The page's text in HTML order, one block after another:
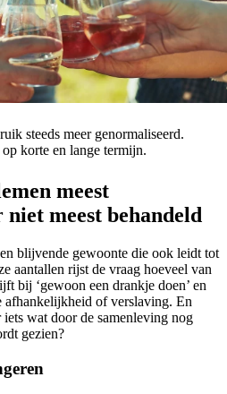
steeds meer genormaliseerd.
korte en lange termijn.
meest
meest behandeld
blijvende gewoonte die ook leidt tot
aantallen rijst de vraag hoeveel van
bij ‘gewoon een drankje doen’ en
afhankelijkheid of verslaving. En
wat door de samenleving nog
gezien?